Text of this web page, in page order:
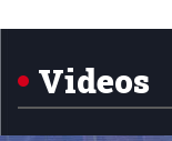
1
Videos